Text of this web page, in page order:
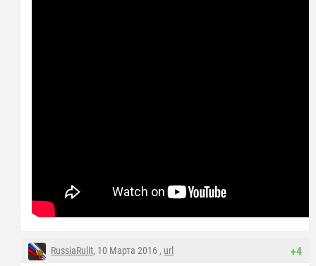
+4
RussiaRulit, 10 Марта 2016 , url